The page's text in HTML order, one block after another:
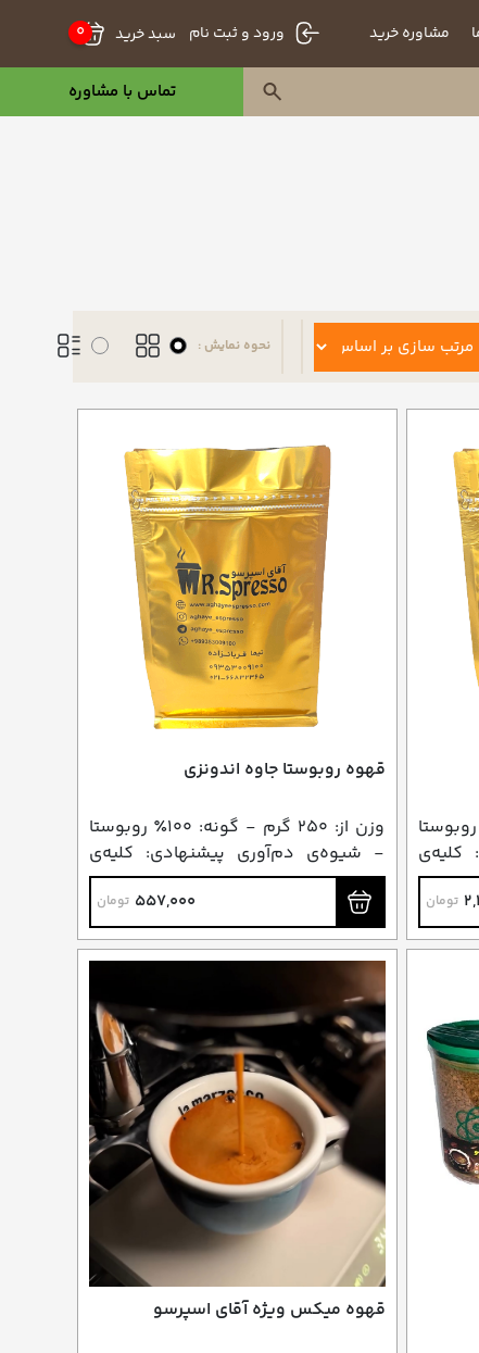
مشاوره خرید ورود و ثبت نام 0 سبد خرید
تماس با مشاوره
نحوه نمایش :
گرم - گونه: ۱۰۰٪ روبوستا
تومان
قهوه روبوستا جاوه اندونزی
وزن از: ۲۵۰ گرم - گونه: ۱۰۰٪ روبوستا
- شیوه‌ی دم‌آوری پیشنهادی: کلیه‌ی
روش‌های دم‌آوری
557,000 تومان
قهوه میکس ویژه آقای اسپرسو